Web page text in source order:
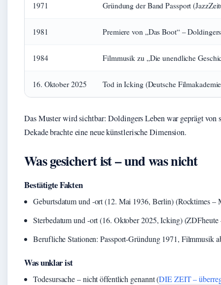
1971 Gründung der Band Passport
1981 Premiere von „Das Boot“ –
1984 Filmmusik zu „Die unendliche
16. Oktober 2025 Tod in Icking (Deutsche
Das Muster wird sichtbar: Doldingers Leben war geprägt von
Dekade brachte eine neue künstlerische Dimension.
Was gesichert ist – und was nicht
Bestätigte Fakten
Geburtsdatum und -ort (12. Mai 1936, Berlin) (Rocktimes –
Sterbedatum und -ort (16. Oktober 2025, Icking) (ZDFheute
Berufliche Stationen: Passport-Gründung 1971, Filmmusik
Was unklar ist
Todesursache – nicht öffentlich genannt (DIE ZEIT –